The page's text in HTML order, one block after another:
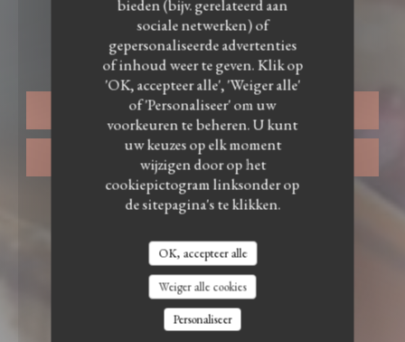
bieden (bijv. gerelateerd aan
sociale netwerken) of
gepersonaliseerde advertenties
of inhoud weer te geven. Klik op
'OK, accepteer alle', 'Weiger alle'
of 'Personaliseer' om uw
voorkeuren te beheren. U kunt
uw keuzes op elk moment
wijzigen door op het
cookiepictogram linksonder op
de sitepagina's te klikken.
OK, accepteer alle
Weiger alle cookies
Personaliseer
EET IN • VAURÉAL
Mazats
RESERVEER EEN TAFEL
AFHAAL